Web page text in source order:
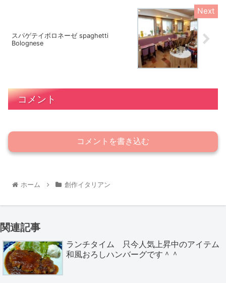
スパゲテイボロネーゼ spaghetti
Bolognese
コメント
コメントを書き込む
ホーム 創作イタリアン
関連記事
ランチタイム 只今人気上昇中のアイテム
和風おろしハンバーグです＾＾